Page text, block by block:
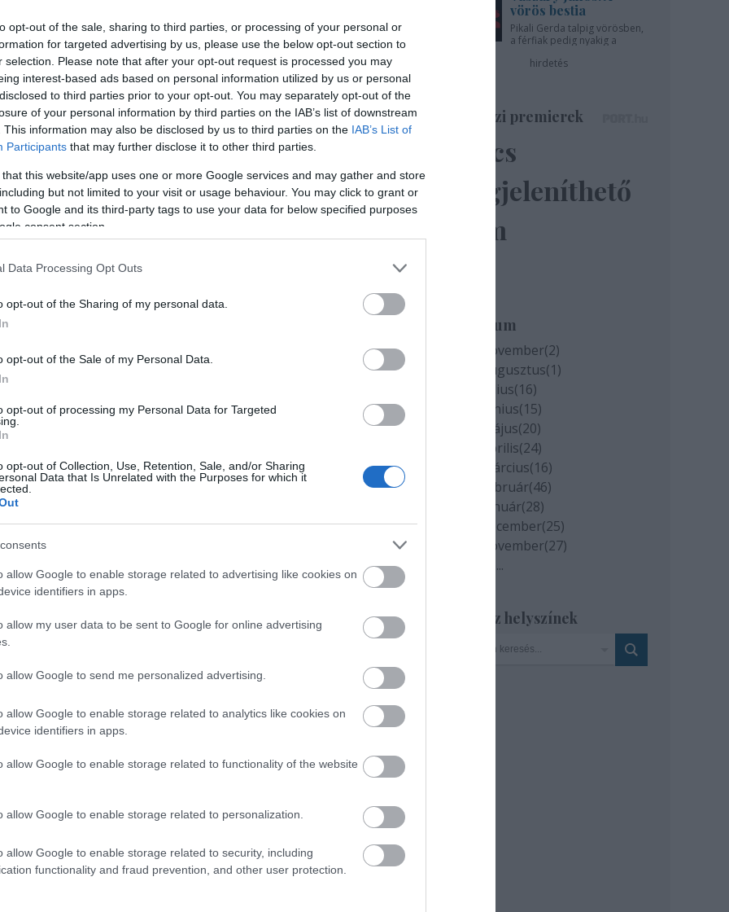
opt-out of the sale, sharing to third parties, or processing of your personal or
for targeted advertising by us, please use the below opt-out section to
selection. Please note that after your opt-out request is processed you may
interest-based ads based on personal information utilized by us or personal
to third parties prior to your opt-out. You may separately opt-out of the
of your personal information by third parties on the IAB’s list of downstream
This information may also be disclosed by us to third parties on the IAB’s List of
Participants that may further disclose it to other third parties.
that this website/app uses one or more Google services and may gather and store
but not limited to your visit or usage behaviour. You may click to grant or
to Google and its third-party tags to use your data for below specified purposes
consent section.
Data Processing Opt Outs
opt-out of the Sharing of my personal data.
opt-out of the Sale of my Personal Data.
opt-out of processing my Personal Data for Targeted
opt-out of Collection, Use, Retention, Sale, and/or Sharing
Data that Is Unrelated with the Purposes for which it
allow Google to enable storage related to advertising like cookies on
identifiers in apps.
allow my user data to be sent to Google for online advertising
allow Google to send me personalized advertising.
allow Google to enable storage related to analytics like cookies on
identifiers in apps.
allow Google to enable storage related to functionality of the website
allow Google to enable storage related to personalization.
allow Google to enable storage related to security, including
functionality and fraud prevention, and other user protection.
360 ember befogadására alkalmas, apró vörös
közönséget, előadásainak nagy részét gyertyafény
Operaházzal együttműködve mutatja be a 17.
CavalliL'Ormindocímű operáját. A repertoárt
kurátorsága alatt megszülető koncertsorozat,
Tunde Jegedeis színpadra lép. A 16. és 17. századi
Fagiolini énekegyüttes a korai 17. századi Velencéből
de stílusa, festése és tölgyfaborítása
kivitelezését a Jakab-korabeli stílust tükröző
előzte meg. A Globe közlése szerint a több
és rendelkezésre álló saját eszközökből
megalapítója, aki több évtizedet töltött azzal, hogy
színházát. Az amerikai színész-rendező, aki nem
hogy egy Jakab-stílusú színpadot építenek a
de nyitott teteje miatt az évad csak
Forrás: MTI
vörös bestia
Pikali Gerda talpig vörösben,
a férfiak pedig nyakig a
hirdetés
Színházi premierek
Nincs
megjeleníthető
elem
Archívum
2020 november(2)
2020 augusztus(1)
2020 július(16)
2020 június(15)
2020 május(20)
2020 április(24)
2020 március(16)
2020 február(46)
2020 január(28)
2019 december(25)
2019 november(27)
...
Szinház helyszínek